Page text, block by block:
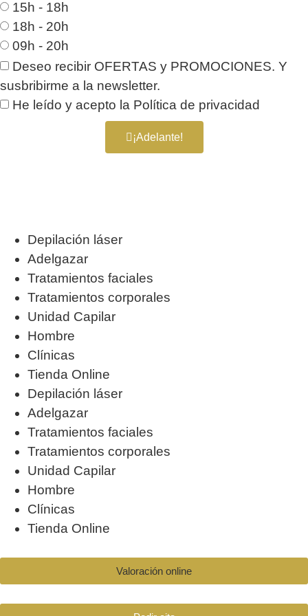
15h - 18h
18h - 20h
09h - 20h
Deseo recibir OFERTAS y PROMOCIONES. Y
susbribirme a la newsletter.
He leído y acepto la Política de privacidad
¡Adelante!
Depilación láser
Adelgazar
Tratamientos faciales
Tratamientos corporales
Unidad Capilar
Hombre
Clínicas
Tienda Online
Depilación láser
Adelgazar
Tratamientos faciales
Tratamientos corporales
Unidad Capilar
Hombre
Clínicas
Tienda Online
Valoración online